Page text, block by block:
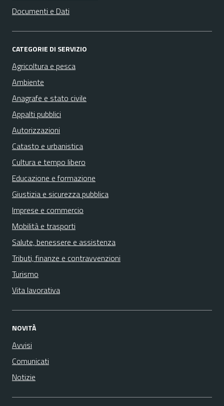
Documenti e Dati
CATEGORIE DI SERVIZIO
Agricoltura e pesca
Ambiente
Anagrafe e stato civile
Appalti pubblici
Autorizzazioni
Catasto e urbanistica
Cultura e tempo libero
Educazione e formazione
Giustizia e sicurezza pubblica
Imprese e commercio
Mobilità e trasporti
Salute, benessere e assistenza
Tributi, finanze e contravvenzioni
Turismo
Vita lavorativa
NOVITÀ
Avvisi
Comunicati
Notizie